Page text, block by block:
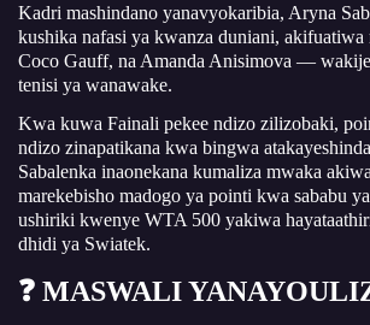
Kadri mashindano yanavyokaribia, Aryna
kushika nafasi ya kwanza duniani, akifuatiwa
Coco Gauff, na Amanda Anisimova —
tenisi ya wanawake.
Kwa kuwa Fainali pekee ndizo zilizobaki,
ndizo zinapatikana kwa bingwa
Sabalenka inaonekana kumaliza mwaka
marekebisho madogo ya pointi kwa sababu
ushiriki kwenye WTA 500 yakiwa
dhidi ya Swiatek.
❓ MASWALI